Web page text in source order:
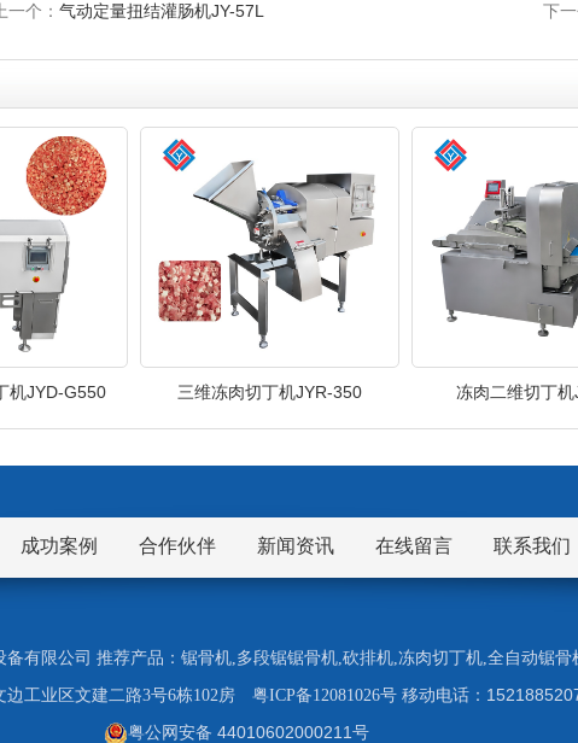
上一个： 气动定量扭结灌肠机JY-57L 下一
机JYD-G550 三维冻肉切丁机JYR-350 冻肉二维切丁机
成功案例 合作伙伴 新闻资讯 在线留言 联系我们
备有限公司 推荐产品： 锯骨机,多段锯锯骨机,砍排机,冻肉切丁机,全自动锯骨
边工业区文建二路3号6栋102房 粤ICP备12081026号移动电话：
粤公网安备 44010602000211号